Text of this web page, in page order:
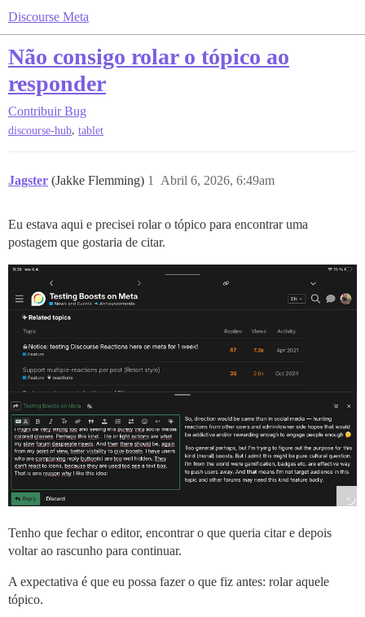
Discourse Meta
Não consigo rolar o tópico ao
responder
Contribuir Bug
discourse-hub, tablet
Jagster (Jakke Flemming) Abril 6, 2026, 6:49am
1
Eu estava aqui e precisei rolar o tópico para encontrar uma
postagem que gostaria de citar.
Tenho que fechar o editor, encontrar o que queria citar e depois
voltar ao rascunho para continuar.
A expectativa é que eu possa fazer o que fiz antes: rolar aquele
tópico.